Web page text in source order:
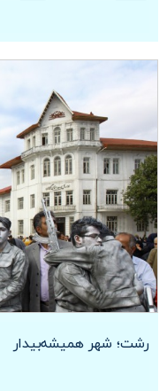
رشت؛ شهر همیشه‌بیدار